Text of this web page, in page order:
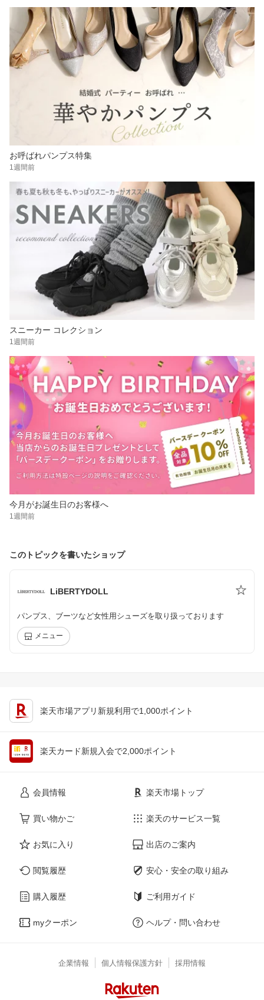
お呼ばれパンプス特集
1週間前
スニーカー コレクション
1週間前
今月がお誕生日のお客様へ
1週間前
このトピックを書いたショップ
LiBERTYDOLL
パンプス、ブーツなど女性用シューズを取り扱っております
メニュー
楽天市場アプリ新規利用で1,000ポイント
楽天カード新規入会で2,000ポイント
会員情報
買い物かご
お気に入り
閲覧履歴
購入履歴
myクーポン
楽天市場トップ
楽天のサービス一覧
出店のご案内
安心・安全の取り組み
ご利用ガイド
ヘルプ・問い合わせ
企業情報 個人情報保護方針 採用情報